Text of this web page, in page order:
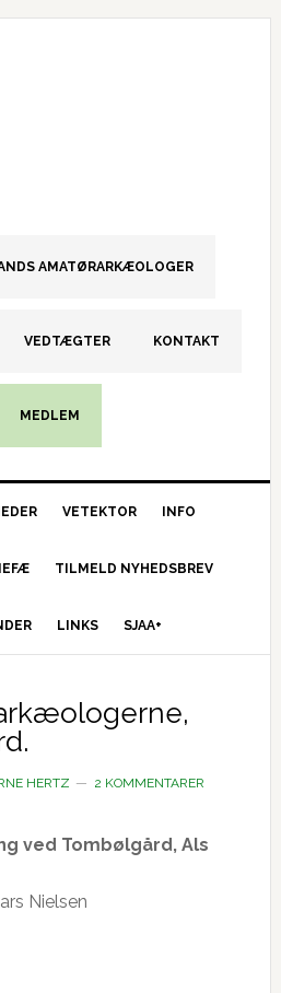
AMATØRARKÆOLOGER
VEDTÆGTER KONTAKT
MEDLEM
VETEKTOR INFO
TILMELD NYHEDSBREV
LINKS SJAA+
HERTZ 2 KOMMENTARER
ved Tombølgård, Als
Nielsen